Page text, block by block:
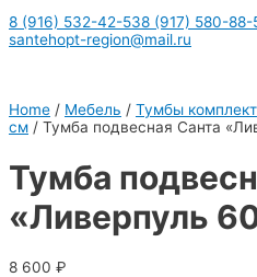
8 (916) 532-42-538 (917) 580-88-
santehopt-region@mail.ru
Home / Мебель / Тумбы комплект
см / Тумба подвесная Санта
Тумба
«Ливерпуль
8 600 ₽